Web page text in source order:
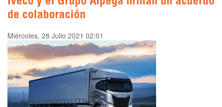
de colaboración
Miércoles, 28 Julio 2021 02:01